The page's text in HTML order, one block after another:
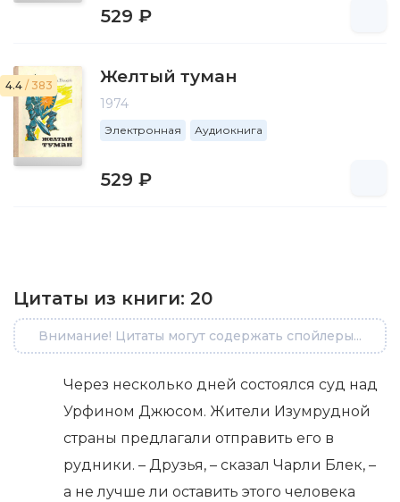
529 ₽
4.4 / 383 Желтый туман
1974
Электронная Аудиокнига
529 ₽
Цитаты из книги: 20
Внимание! Цитаты могут содержать спойлеры...
Через несколько дней состоялся суд над
Урфином Джюсом. Жители Изумрудной
страны предлагали отправить его в
рудники. – Друзья, – сказал Чарли Блек, –
а не лучше ли оставить этого человека